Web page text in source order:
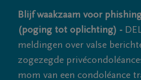
Blijf waakzaam voor
(poging tot oplichting) -
meldingen over valse
zogezegde
mom van een condoléance